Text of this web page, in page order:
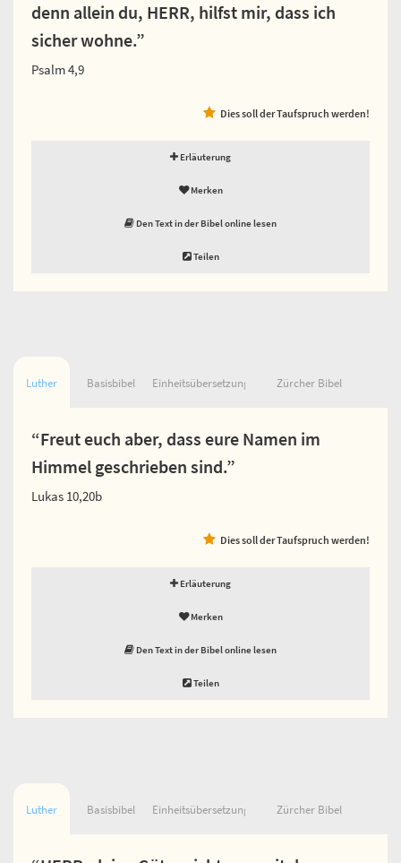
denn allein du, HERR, hilfst mir, dass ich
sicher wohne.”
Psalm 4,9
Dies soll der Taufspruch werden!
Erläuterung
Merken
Den Text in der Bibel online lesen
Teilen
Luther Basisbibel Einheitsübersetzung Zürcher Bibel
“Freut euch aber, dass eure Namen im
Himmel geschrieben sind.”
Lukas 10,20b
Dies soll der Taufspruch werden!
Erläuterung
Merken
Den Text in der Bibel online lesen
Teilen
Luther Basisbibel Einheitsübersetzung Zürcher Bibel